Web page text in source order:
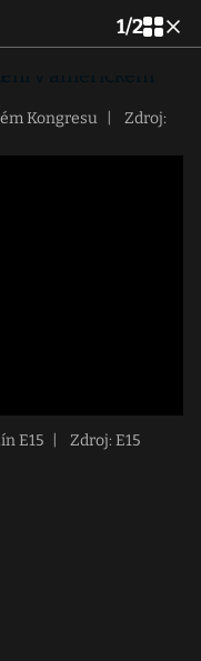
1/2
Kongresu
Zdroj:
E15 Zdroj: E15